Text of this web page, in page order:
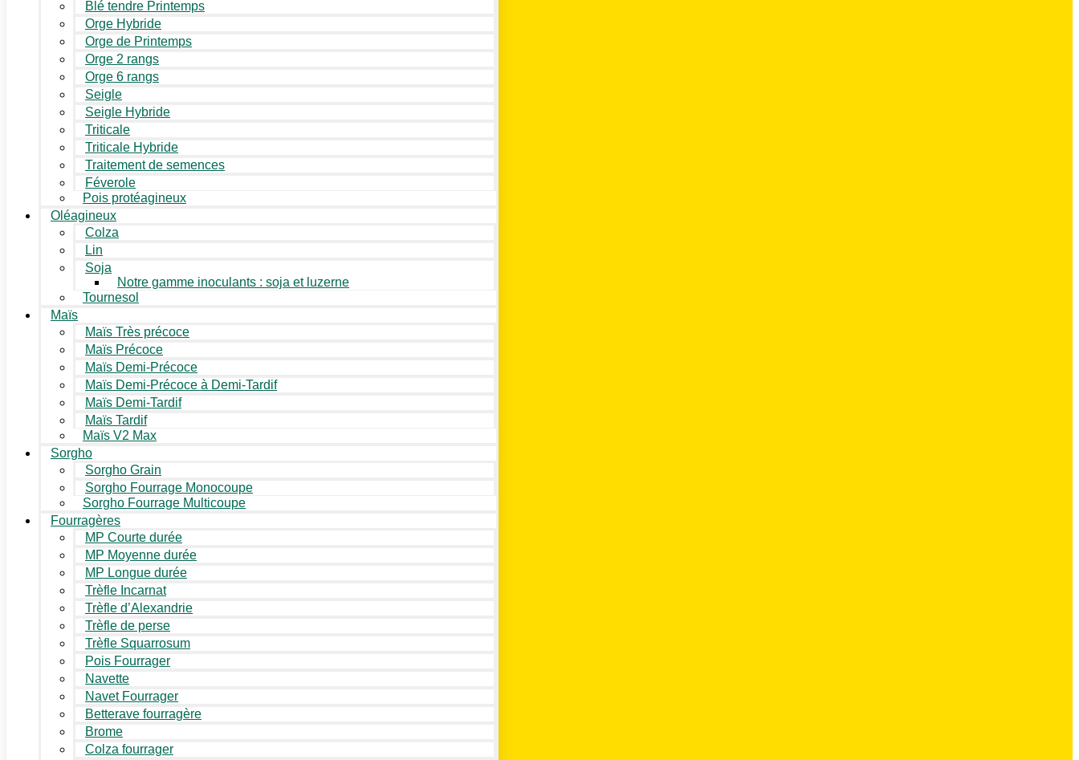
Blé tendre Printemps
Orge Hybride
Orge de Printemps
Orge 2 rangs
Orge 6 rangs
Seigle
Seigle Hybride
Triticale
Triticale Hybride
Traitement de semences
Féverole
Pois protéagineux
Oléagineux
Colza
Lin
Soja
Notre gamme inoculants : soja et luzerne
Tournesol
Maïs
Maïs Très précoce
Maïs Précoce
Maïs Demi-Précoce
Maïs Demi-Précoce à Demi-Tardif
Maïs Demi-Tardif
Maïs Tardif
Maïs V2 Max
Sorgho
Sorgho Grain
Sorgho Fourrage Monocoupe
Sorgho Fourrage Multicoupe
Fourragères
MP Courte durée
MP Moyenne durée
MP Longue durée
Trèfle Incarnat
Trèfle d’Alexandrie
Trèfle de perse
Trèfle Squarrosum
Pois Fourrager
Navette
Navet Fourrager
Betterave fourragère
Brome
Colza fourrager